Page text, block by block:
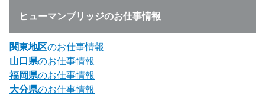
ヒューマンブリッジのお仕事情報
関東地区のお仕事情報
山口県のお仕事情報
福岡県のお仕事情報
大分県のお仕事情報